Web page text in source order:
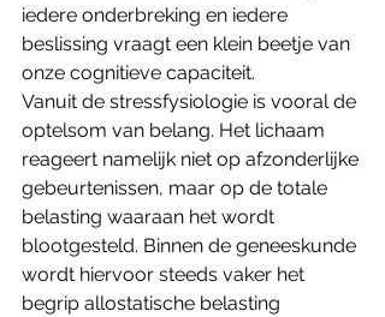
iedere onderbreking en iedere
beslissing vraagt een klein beetje van
onze cognitieve capaciteit.
Vanuit de stressfysiologie is vooral de
optelsom van belang. Het lichaam
reageert namelijk niet op afzonderlijke
gebeurtenissen, maar op de totale
belasting waaraan het wordt
blootgesteld. Binnen de geneeskunde
wordt hiervoor steeds vaker het
begrip allostatische belasting